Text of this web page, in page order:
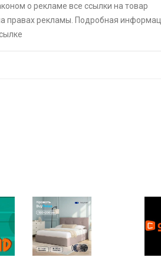
Видеокарта Zotac Rtx 5070 Solid (с макс. WB
55" Телевизор Digma DM-LED55UQB31
HD, черный, СМАРТ ТВ, Google TV
руб. |КУПИТЬ
о рекламе все ссылки на товар
правах рекламы. Подробная